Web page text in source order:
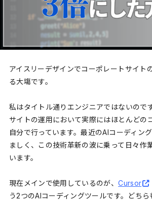
アイスリーデザインでコーポレートサイト
る大塲です。
私はタイトル通りエンジニアではないので
サイトの運用において実際にはほとんどの
自分で行っています。最近のAIコーディン
ましく、この技術革新の波に乗って日々作
います。
現在メインで使用しているのが、Cursor
う2つのAIコーディングツールです。どち